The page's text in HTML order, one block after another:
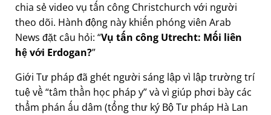
chia sẻ video vụ tấn công Christchurch với người
theo dõi. Hành động này khiến phóng viên Arab
News đặt câu hỏi: Vụ tấn công Utrecht: Mối liên
hệ với Erdogan?
Giới Tư pháp đã ghét người sáng lập vì lập trường trí
tuệ về tâm thần học pháp y và vì giúp phơi bày các
thẩm phán ấu dâm (tổng thư ký Bộ Tư pháp Hà Lan